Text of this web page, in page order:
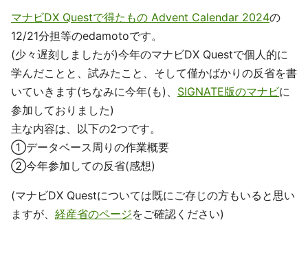
マナビDX Questで得たもの Advent Calendar 2024の
12/21分担等のedamotoです。
(少々遅刻しましたが)今年のマナビDX Questで個人的に
学んだことと、試みたこと、そして僅かばかりの反省を書
いていきます(ちなみに今年(も)、 SIGNATE版のマナビに
参加しておりました)
主な内容は、以下の2つです。
①データベース周りの作業概要
②今年参加しての反省(感想)
(マナビDX Questについては既にご存じの方もいると思い
ますが、 経産省のページをご確認ください)